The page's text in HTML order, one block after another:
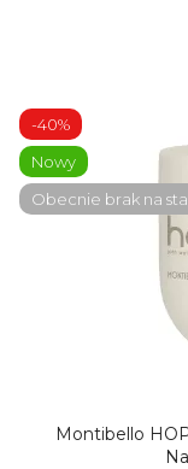
Montibello
-40%
Nowy
Obecnie brak na